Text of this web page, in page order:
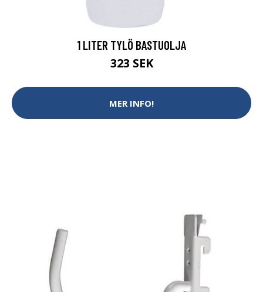
1 LITER TYLÖ BASTUOLJA
323 SEK
MER INFO!